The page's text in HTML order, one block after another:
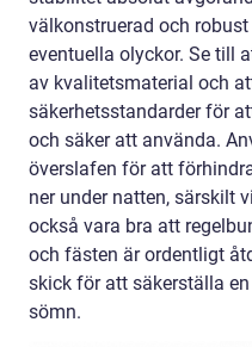
välkonstruerad och
eventuella olyckor. Se till
av kvalitetsmaterial och
säkerhetsstandarder för
och säker att använda.
överslafen för att
ner under natten, särskilt
också vara bra att
och fästen är ordentligt
skick för att säkerställa
sömn.